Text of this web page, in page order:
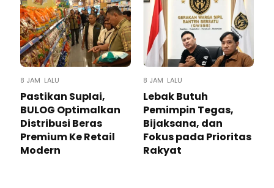
8 JAM LALU
Pastikan SupIai,
BULOG Optimalkan
Distribusi Beras
Premium Ke Retail
Modern
8 JAM LALU
Lebak Butuh
Pemimpin Tegas,
Bijaksana, dan
Fokus pada Prioritas
Rakyat